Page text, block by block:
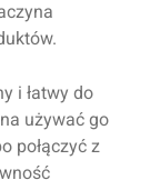
i łatwy do
używać go
połączyć z